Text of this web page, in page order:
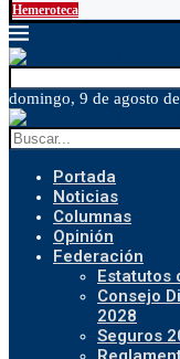
Hemeroteca
domingo, 9 de agosto
Portada
Noticias
Columnas
Opinión
Federación
Estatutos
Consejo
2028
Seguros